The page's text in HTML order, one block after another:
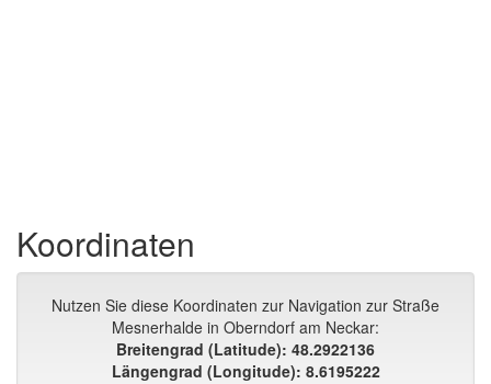
Koordinaten
Nutzen Sie diese Koordinaten zur Navigation zur Straße
Mesnerhalde in Oberndorf am Neckar:
Breitengrad (Latitude): 48.2922136
Längengrad (Longitude): 8.6195222